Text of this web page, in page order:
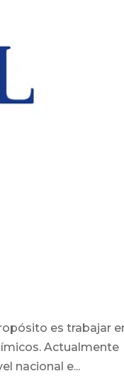
es trabajar
Actualmente
nacional e...